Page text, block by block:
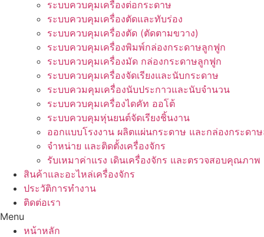
ระบบควบคุมเครื่องต่อกระดาษ
ระบบควบคุมเครื่องตัดและทับร่อง
ระบบควบคุมเครื่องตัด (ตัดตามขวาง)
ระบบควบคุมเครื่องพิมพ์กล่องกระดาษลูกฟูก
ระบบควบคุมเครื่องมัด กล่องกระดาษลูกฟูก
ระบบควบคุมเครื่องจัดเรียงและนับกระดาษ
ระบบควมคุมเครื่องนับประกาวและนับจำนวน
ระบบควบคุมเครื่องไดคัท ออโต้
ระบบควบคุมหุ่นยนต์จัดเรียงชิ้นงาน
ออกแบบโรงงาน ผลิตแผ่นกระดาษ และกล่องกระดา
จำหน่าย และติดตั้งเครื่องจักร
รับเหมาค่าแรง เดินเครื่องจักร และตรวจสอบคุณภาพ
สินค้าและอะไหล่เครื่องจักร
ประวัติการทำงาน
ติดต่อเรา
Menu
หน้าหลัก